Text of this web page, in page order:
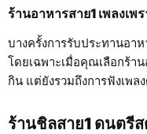
ร้านอาหารสาย1 เพลงเ
บางครั้งการรับประทานอา
โดยเฉพาะเมื่อคุณเลือกร้าน
กิน แต่ยังรวมถึงการฟังเพ
ร้านชิลสาย1 ดนตรี